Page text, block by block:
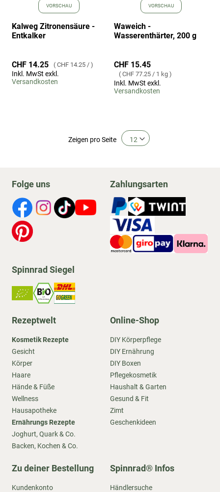
VORSCHAU
Kalweg Zitronensäure -
Entkalker
CHF 14.25 CHF 14.25 /
Inkl. MwSt exkl.
Versandkosten
VORSCHAU
Waweich -
Wasserenthärter, 200 g
CHF 15.45
CHF 77.25 / 1 kg
Inkl. MwSt exkl.
Versandkosten
Zeigen pro Seite
Folge uns Zahlungsarten
Spinnrad Siegel
Rezeptwelt
Kosmetik Rezepte
Gesicht
Körper
Haare
Hände & Füße
Wellness
Hausapotheke
Ernährungs Rezepte
Joghurt, Quark & Co.
Backen, Kochen & Co.
Online-Shop
DIY Körperpflege
DIY Ernährung
DIY Boxen
Pflegekosmetik
Haushalt & Garten
Gesund & Fit
Zimt
Geschenkideen
Zu deiner Bestellung
Kundenkonto
Spinnrad® Infos
Händlersuche